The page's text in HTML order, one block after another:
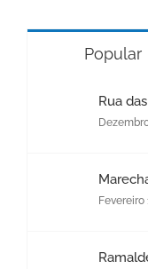
Popular
Rua
Fevereiro